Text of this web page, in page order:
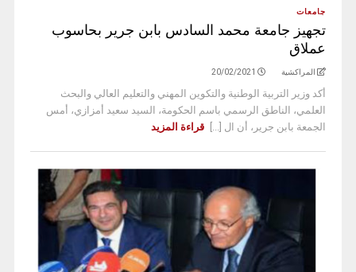
جامعات
تجهيز جامعة محمد السادس بابن جرير بحاسوب
عملاق
المراكشية 20/02/2021
أكد وزير التربية الوطنية والتكوين المهني والتعليم العالي والبحث
العلمي، الناطق الرسمي باسم الحكومة، السيد سعيد أمزازي، أمس
الجمعة بابن جرير، أن ال [...]
قراءة المزيد